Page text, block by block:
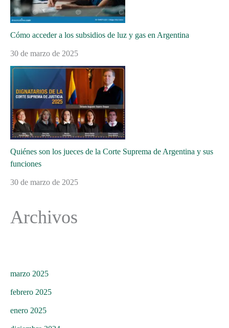
Cómo acceder a los subsidios de luz y gas en Argentina
30 de marzo de 2025
Quiénes son los jueces de la Corte Suprema de Argentina y sus
funciones
30 de marzo de 2025
Archivos
marzo 2025
febrero 2025
enero 2025